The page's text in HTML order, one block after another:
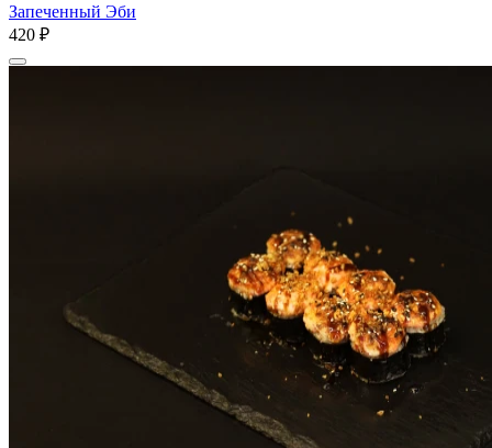
Запеченный Эби
420 ₽